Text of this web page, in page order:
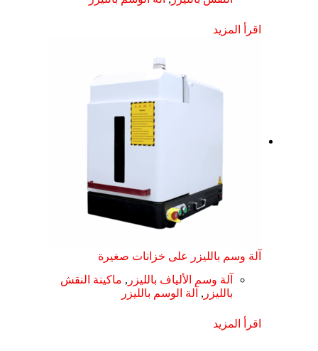
اقرأ المزيد
آلة وسم بالليزر على خزانات صغيرة
آلة وسم الألياف بالليزر , ماكينة النقش
بالليزر , آلة الوسم بالليزر
اقرأ المزيد